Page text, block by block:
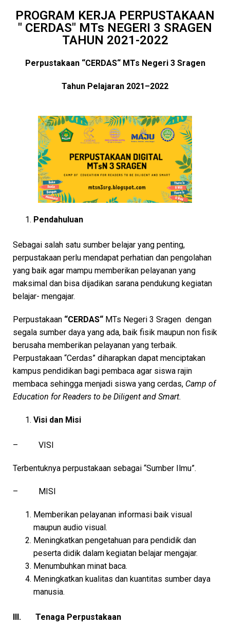
PROGRAM KERJA PERPUSTAKAAN
" CERDAS" MTs NEGERI 3 SRAGEN
TAHUN 2021-2022
Perpustakaan “CERDAS“ MTs Negeri 3 Sragen
Tahun Pelajaran 2021–2022
Pendahuluan
Sebagai salah satu sumber belajar yang penting,
perpustakaan perlu mendapat perhatian dan pengolahan
yang baik agar mampu memberikan pelayanan yang
maksimal dan bisa dijadikan sarana pendukung kegiatan
belajar- mengajar.
Perpustakaan “CERDAS“ MTs Negeri 3 Sragen dengan
segala sumber daya yang ada, baik fisik maupun non fisik
berusaha memberikan pelayanan yang terbaik.
Perpustakaan “Cerdas” diharapkan dapat menciptakan
kampus pendidikan bagi pembaca agar siswa rajin
membaca sehingga menjadi siswa yang cerdas, Camp of
Education for Readers to be Diligent and Smart.
Visi dan Misi
– VISI
Terbentuknya perpustakaan sebagai “Sumber Ilmu”.
– MISI
Memberikan pelayanan informasi baik visual
maupun audio visual.
Meningkatkan pengetahuan para pendidik dan
peserta didik dalam kegiatan belajar mengajar.
Menumbuhkan minat baca.
Meningkatkan kualitas dan kuantitas sumber daya
manusia.
III. Tenaga Perpustakaan